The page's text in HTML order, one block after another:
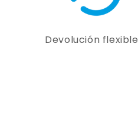
Devolución flexible